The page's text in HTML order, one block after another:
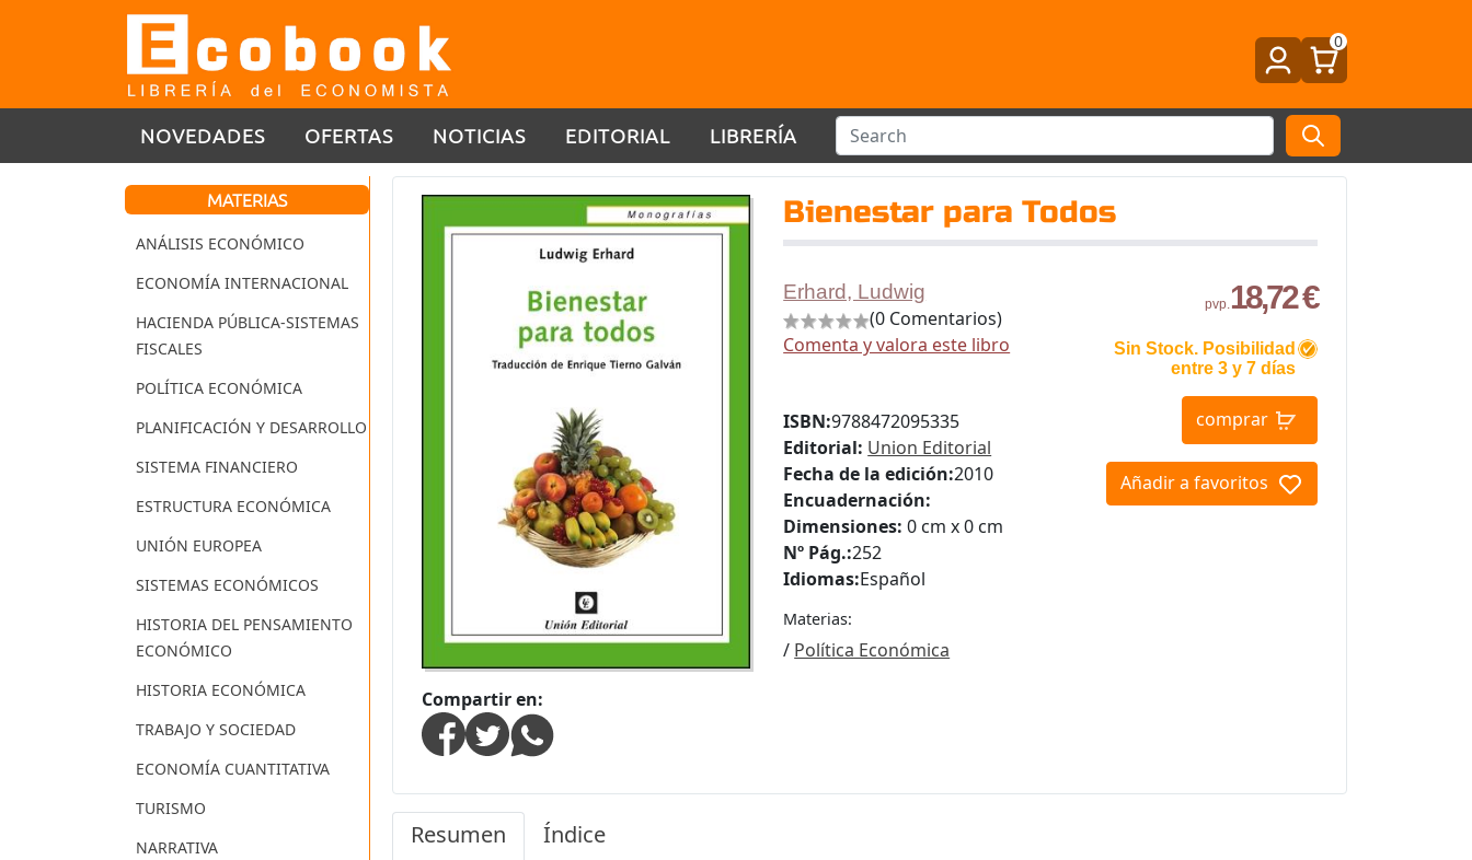
0
NOVEDADES OFERTAS NOTICIAS EDITORIAL LIBRERÍA
MATERIAS
ANÁLISIS ECONÓMICO
ECONOMÍA INTERNACIONAL
HACIENDA PÚBLICA-SISTEMAS
FISCALES
POLÍTICA ECONÓMICA
PLANIFICACIÓN Y DESARROLLO
SISTEMA FINANCIERO
ESTRUCTURA ECONÓMICA
UNIÓN EUROPEA
SISTEMAS ECONÓMICOS
HISTORIA DEL PENSAMIENTO
ECONÓMICO
HISTORIA ECONÓMICA
TRABAJO Y SOCIEDAD
ECONOMÍA CUANTITATIVA
TURISMO
NARRATIVA
Bienestar para Todos
Compartir en:
Erhard, Ludwig
(0 Comentarios)
Comenta y valora este libro
pvp.18,72 €
Sin Stock. Posibilidad
entre 3 y 7 días
comprar
Añadir a favoritos
ISBN:9788472095335
Editorial: Union Editorial
Fecha de la edición:2010
Encuadernación:
Dimensiones: 0 cm x 0 cm
Nº Pág.:252
Idiomas:Español
Materias:
/ Política Económica
Resumen Índice